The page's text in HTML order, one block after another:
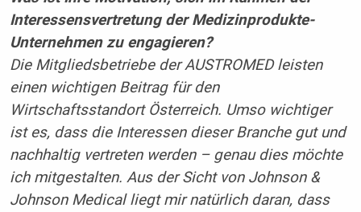
Interessensvertretung der Medizinprodukte-
Unternehmen zu engagieren?
Die Mitgliedsbetriebe der AUSTROMED leisten
einen wichtigen Beitrag für den
Wirtschaftsstandort Österreich. Umso wichtiger
ist es, dass die Interessen dieser Branche gut und
nachhaltig vertreten werden – genau dies möchte
ich mitgestalten. Aus der Sicht von Johnson &
Johnson Medical liegt mir natürlich daran, dass